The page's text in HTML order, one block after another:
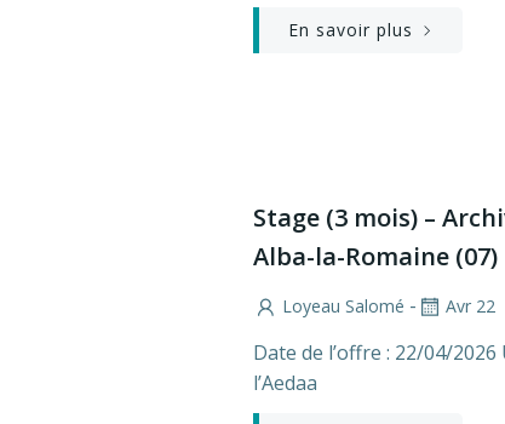
En savoir plus
Stage (3 mois) –
Alba-la-Romaine (07)
Loyeau Salomé - Avr 22
Date de l’offre : 22/04/2026
l’Aedaa